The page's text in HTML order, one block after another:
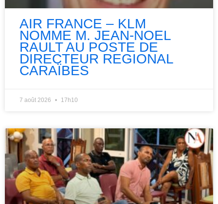
AIR FRANCE – KLM
NOMME M. JEAN-NOEL
RAULT AU POSTE DE
DIRECTEUR REGIONAL
CARAÏBES
7 août 2026 17h10